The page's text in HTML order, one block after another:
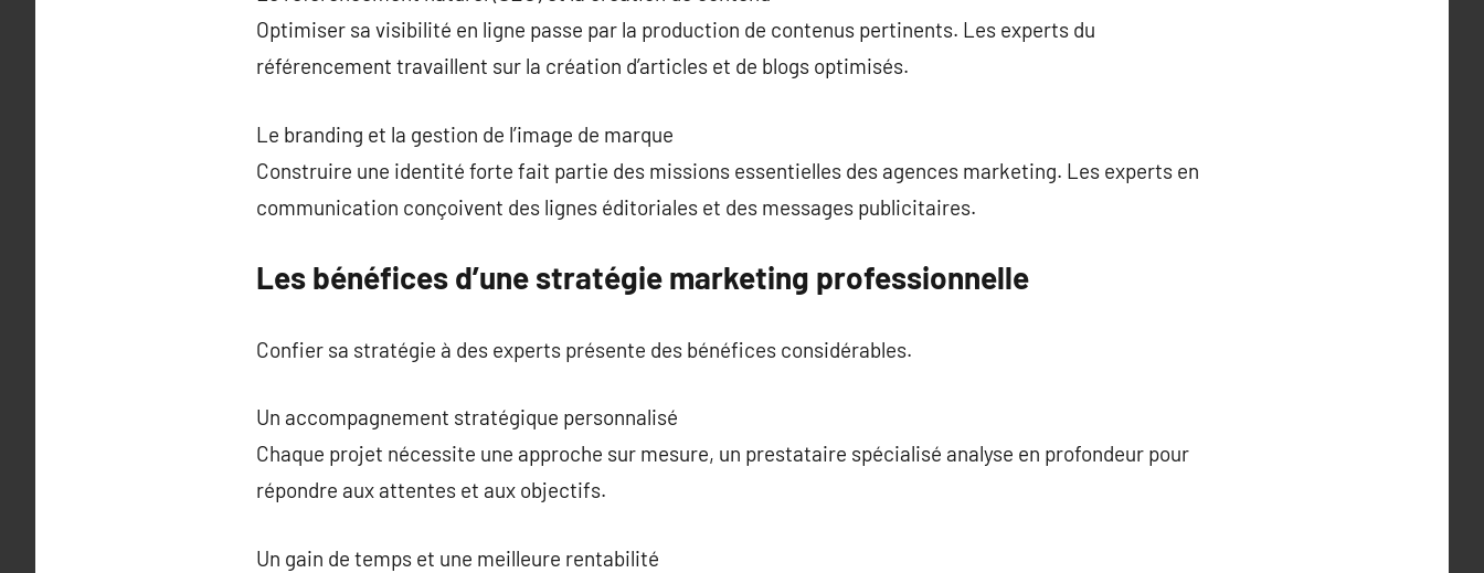
Optimiser sa visibilité en ligne passe par la production de contenus pertinents. Les experts du
référencement travaillent sur la création d’articles et de blogs optimisés.
Le branding et la gestion de l’image de marque
Construire une identité forte fait partie des missions essentielles des agences marketing. Les experts en
communication conçoivent des lignes éditoriales et des messages publicitaires.
Les bénéfices d’une stratégie marketing professionnelle
Confier sa stratégie à des experts présente des bénéfices considérables.
Un accompagnement stratégique personnalisé
Chaque projet nécessite une approche sur mesure, un prestataire spécialisé analyse en profondeur pour
répondre aux attentes et aux objectifs.
Un gain de temps et une meilleure rentabilité